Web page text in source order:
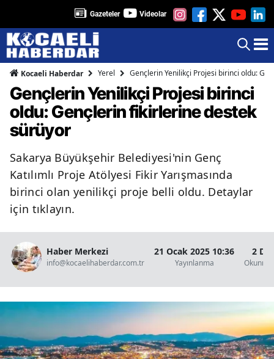
Gazeteler Videolar
Kocaeli Haberdar Yerel Gençlerin Yenilikçi Projesi birinci oldu:
Gençlerin Yenilikçi Projesi birinci
oldu: Gençlerin fikirlerine destek
sürüyor
Sakarya Büyükşehir Belediyesi'nin Genç
Katılımlı Proje Atölyesi Fikir Yarışmasında
birinci olan yenilikçi proje belli oldu. Detaylar
için tıklayın.
Haber Merkezi
info@kocaelihaberdar.com.tr
21 Ocak 2025 10:36
Yayınlanma
2